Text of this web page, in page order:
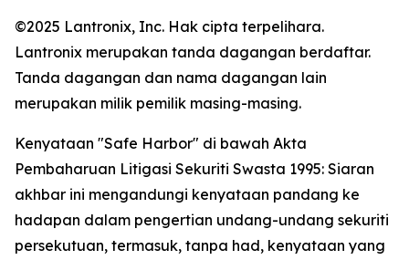
©2025 Lantronix, Inc. Hak cipta terpelihara.
Lantronix merupakan tanda dagangan berdaftar.
Tanda dagangan dan nama dagangan lain
merupakan milik pemilik masing-masing.
Kenyataan "Safe Harbor" di bawah Akta
Pembaharuan Litigasi Sekuriti Swasta 1995: Siaran
akhbar ini mengandungi kenyataan pandang ke
hadapan dalam pengertian undang-undang sekuriti
persekutuan, termasuk, tanpa had, kenyataan yang